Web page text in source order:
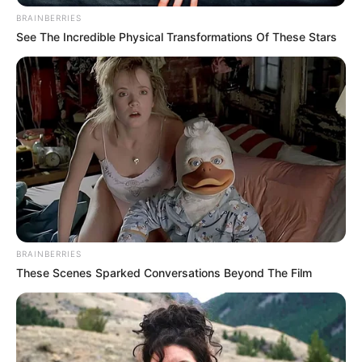
Συνέντευξη Alexander Dugin σχολιάζοντας
τον λόγο Πούτιν: Είναι η έναρξη της
Νικηφόρας...
Κυριακή, 2 Οκτωβρίου 2022, 13:05
Συνέντευξη Alexander Dugin σχολιάζοντας τον...
ΕΠΕΙΓΟΝ: Στην απόφαση
ΑΠΑΓΟΡΕΥΣΗΣ rapid test από
Έρχεται το μεγαλύτερο κραχ
στη σύγχρονη Ιστορία
BRAINBERRIES
See The Incredible Physical Transformations Of These Stars
BRAINBERRIES
These Scenes Sparked Conversations Beyond The Film